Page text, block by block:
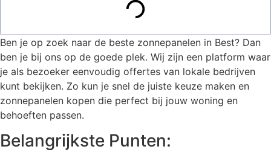
Ben je op zoek naar de beste zonnepanelen in Best? Dan
ben je bij ons op de goede plek. Wij zijn een platform waar
je als bezoeker eenvoudig offertes van lokale bedrijven
kunt bekijken. Zo kun je snel de juiste keuze maken en
zonnepanelen kopen die perfect bij jouw woning en
behoeften passen.
Belangrijkste Punten: